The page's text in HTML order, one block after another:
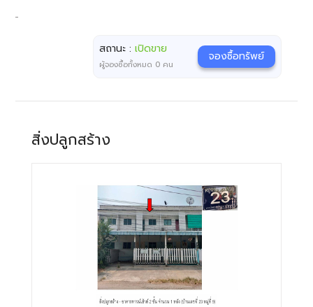
-
สถานะ :เปิดขาย
ผู้จองซื้อทั้งหมด 0 คน
จองซื้อทรัพย์
สิ่งปลูกสร้าง